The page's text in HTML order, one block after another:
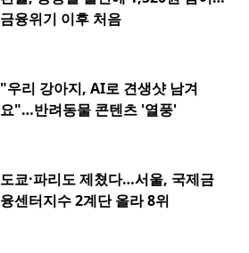
금융위기 이후 처음
"우리 강아지, AI로 견생샷 남겨
요"…반려동물 콘텐츠 '열풍'
도쿄·파리도 제쳤다…서울, 국제금
융센터지수 2계단 올라 8위